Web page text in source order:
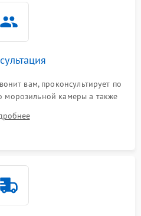
вам, проконсультирует по
морозильной камеры а также